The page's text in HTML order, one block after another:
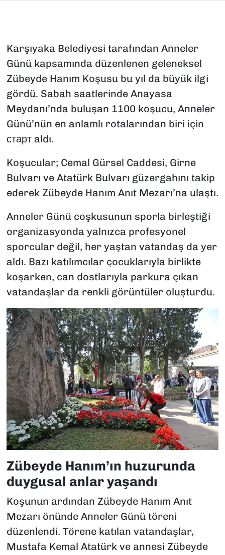
Karşıyaka Belediyesi tarafından Anneler
Günü kapsamında düzenlenen geleneksel
Zübeyde Hanım Koşusu bu yıl da büyük ilgi
gördü. Sabah saatlerinde Anayasa
Meydanı’nda buluşan 1100 koşucu, Anneler
Günü’nün en anlamlı rotalarından biri için
старт aldı.
Koşucular; Cemal Gürsel Caddesi, Girne
Bulvarı ve Atatürk Bulvarı güzergahını takip
ederek Zübeyde Hanım Anıt Mezarı’na ulaştı.
Anneler Günü coşkusunun sporla birleştiği
organizasyonda yalnızca profesyonel
sporcular değil, her yaştan vatandaş da yer
aldı. Bazı katılımcılar çocuklarıyla birlikte
koşarken, can dostlarıyla parkura çıkan
vatandaşlar da renkli görüntüler oluşturdu.
Zübeyde Hanım’ın huzurunda
duygusal anlar yaşandı
Koşunun ardından Zübeyde Hanım Anıt
Mezarı önünde Anneler Günü töreni
düzenlendi. Törene katılan vatandaşlar,
Mustafa Kemal Atatürk ve annesi Zübeyde